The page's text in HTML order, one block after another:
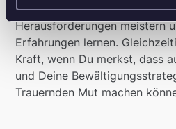
Du, wie andere Menschen
Herausforderungen meistern
Erfahrungen lernen.
Kraft, wenn Du merkst, dass
und Deine
Trauernden Mut machen